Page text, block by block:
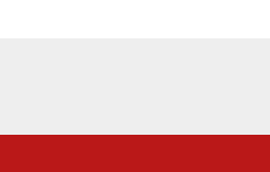
Feria de Regreso a Clases